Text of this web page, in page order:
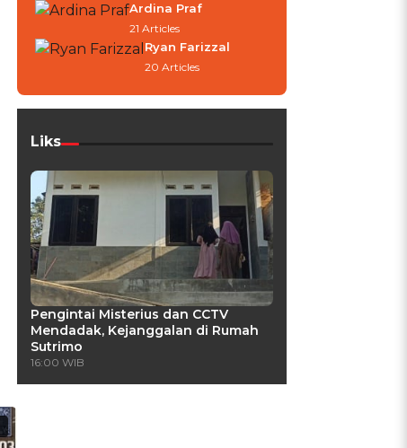
Ardina Praf
21 Articles
Ryan Farizzal
20 Articles
Liks
Pengintai Misterius dan CCTV
Mendadak, Kejanggalan di Rumah
Sutrimo
16:00 WIB